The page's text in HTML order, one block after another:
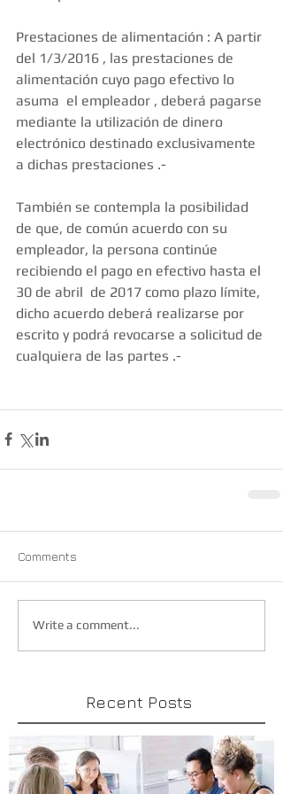
Prestaciones de alimentación : A partir
del 1/3/2016 , las prestaciones de
alimentación cuyo pago efectivo lo
asuma  el empleador , deberá pagarse
mediante la utilización de dinero
electrónico destinado exclusivamente
a dichas prestaciones .-
También se contempla la posibilidad
de que, de común acuerdo con su
empleador, la persona continúe
recibiendo el pago en efectivo hasta el
30 de abril  de 2017 como plazo límite,
dicho acuerdo deberá realizarse por
escrito y podrá revocarse a solicitud de
cualquiera de las partes .-
Comments
Write a comment...
Recent Posts